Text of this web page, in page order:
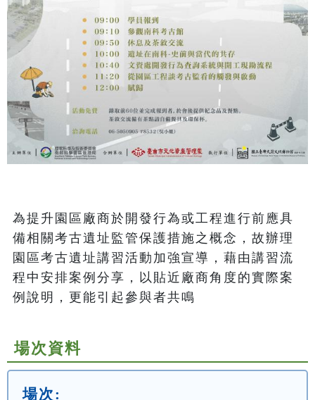
為提升園區廠商於開發行為或工程進行前應具
備相關考古遺址監管保護措施之概念，故辦理
園區考古遺址講習活動加強宣導，藉由講習流
程中安排案例分享，以貼近廠商角度的實際案
例說明，更能引起參與者共鳴
場次資料
場次: